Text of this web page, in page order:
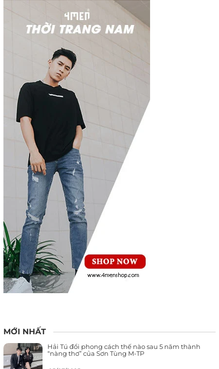
MỚI NHẤT
Hải Tú đổi phong cách thế nào sau 5 năm thành
“nàng thơ” của Sơn Tùng M-TP